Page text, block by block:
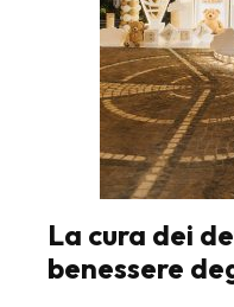
La cura dei
benessere